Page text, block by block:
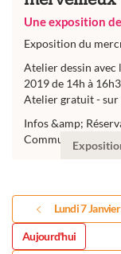
Une exposition
Exposition du
Atelier dessin
2019 de 14h à
Atelier gratuit - sur
Infos &amp;
Communautés de
Lundi 7
Aujourd'hui